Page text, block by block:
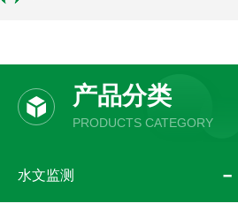
产品分类
PRODUCTS CATEGORY
水文监测